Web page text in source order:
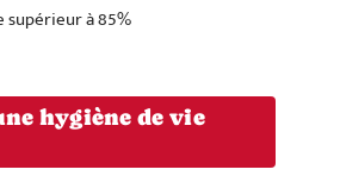
supérieur à 85%
hygiène de vie